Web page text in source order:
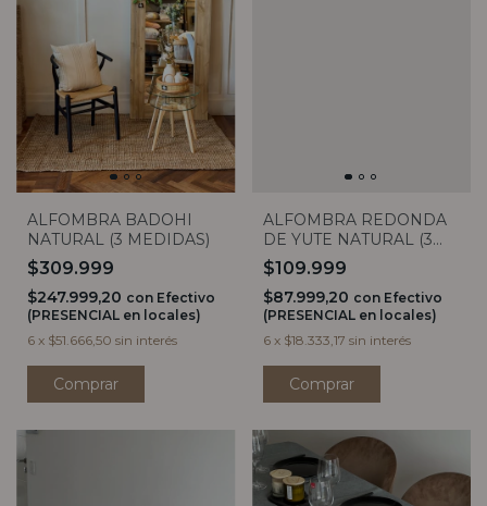
ALFOMBRA BADOHI
NATURAL (3 MEDIDAS)
$309.999
$247.999,20 con Efectivo
(PRESENCIAL en locales)
6 x $51.666,50 sin interés
Comprar
ALFOMBRA REDONDA
DE YUTE NATURAL (3
MEDIDAS)
$109.999
$87.999,20 con Efectivo
(PRESENCIAL en locales)
6 x $18.333,17 sin interés
Comprar